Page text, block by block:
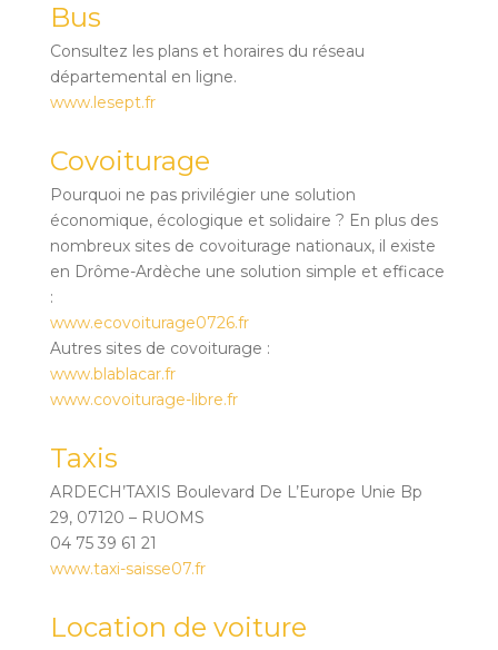
Bus
Consultez les plans et horaires du réseau
départemental en ligne.
www.lesept.fr
Covoiturage
Pourquoi ne pas privilégier une solution
économique, écologique et solidaire ? En plus des
nombreux sites de covoiturage nationaux, il existe
en Drôme-Ardèche une solution simple et efficace
:
www.ecovoiturage0726.fr
Autres sites de covoiturage :
www.blablacar.fr
www.covoiturage-libre.fr
Taxis
ARDECH’TAXIS Boulevard De L’Europe Unie Bp
29, 07120 – RUOMS
04 75 39 61 21
www.taxi-saisse07.fr
Location de voiture